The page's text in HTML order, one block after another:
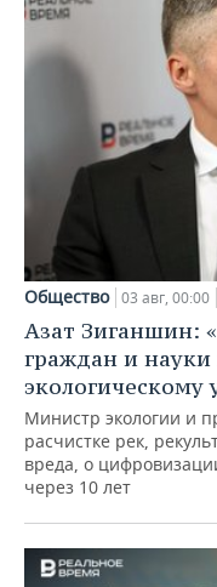
Общество 03 авг, 00:00
Азат Зиганшин:
граждан и науки
экологическому
Министр экологии и
расчистке рек,
вреда, о
через 10 лет